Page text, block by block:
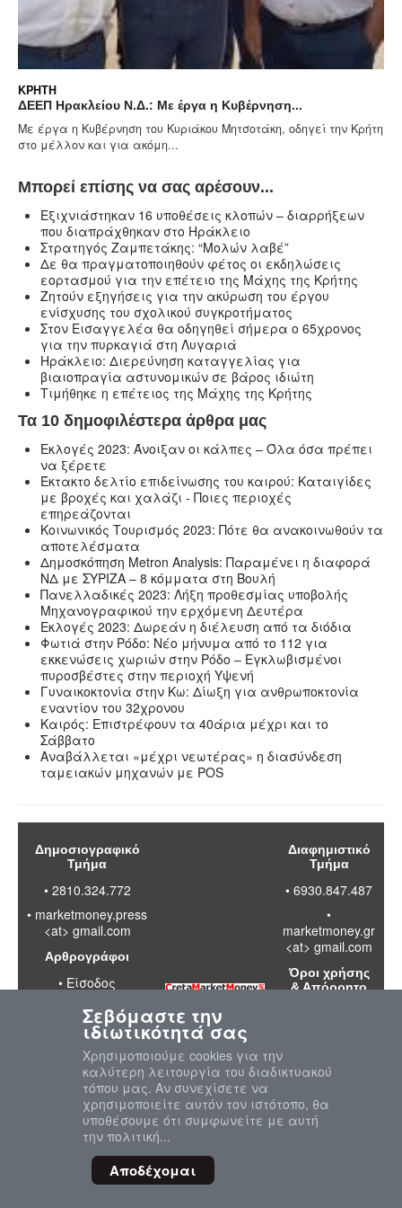
η Κυβέρνηση...
Μητσοτάκη, οδηγεί την Κρήτη
Οι τιμές οινοστάφυλων από
Η ΕΝΩΣΗ ΗΡΑΚΛΕΙΟΥ ενημερώνει
Μπορεί επίσης να σας αρέσουν...
Eξιχνιάστηκαν 16 υποθέσεις κλοπών – διαρρήξεων
που διαπράχθηκαν στο Ηράκλειο
Στρατηγός Ζαμπετάκης: “Μολών λαβέ”
Δε θα πραγματοποιηθούν φέτος οι εκδηλώσεις
εορτασμού για την επέτειο της Μάχης της Κρήτης
Ζητούν εξηγήσεις για την ακύρωση του έργου
ενίσχυσης του σχολικού συγκροτήματος
Στον Εισαγγελέα θα οδηγηθεί σήμερα ο 65χρονος
για την πυρκαγιά στη Λυγαριά
Ηράκλειο: Διερεύνηση καταγγελίας για
βιαιοπραγία αστυνομικών σε βάρος ιδιώτη
Τιμήθηκε η επέτειος της Μάχης της Κρήτης
Τα 10 δημοφιλέστερα άρθρα μας
Εκλογές 2023: Άνοιξαν οι κάλπες – Όλα όσα πρέπει
να ξέρετε
Έκτακτο δελτίο επιδείνωσης του καιρού: Καταιγίδες
με βροχές και χαλάζι - Ποιες περιοχές
επηρεάζονται
Κοινωνικός Τουρισμός 2023: Πότε θα ανακοινωθούν τα
αποτελέσματα
Δημοσκόπηση Metron Analysis: Παραμένει η διαφορά
ΝΔ με ΣΥΡΙΖΑ – 8 κόμματα στη Βουλή
Πανελλαδικές 2023: Λήξη προθεσμίας υποβολής
Μηχανογραφικού την ερχόμενη Δευτέρα
Εκλογές 2023: Δωρεάν η διέλευση από τα διόδια
Φωτιά στην Ρόδο: Νέο μήνυμα από το 112 για
εκκενώσεις χωριών στην Ρόδο – Εγκλωβισμένοι
πυροσβέστες στην περιοχή Υψενή
Γυναικοκτονία στην Κω: Δίωξη για ανθρωποκτονία
εναντίον του 32χρονου
Καιρός: Επιστρέφουν τα 40άρια μέχρι και το
Σάββατο
Αναβάλλεται «μέχρι νεωτέρας» η διασύνδεση
ταμειακών μηχανών με POS
Δημοσιογραφικό
Τμήμα
• 2810.324.772
• marketmoney.press
<at> gmail.com
Αρθρογράφοι
• Είσοδος
Διαφημιστικό
Τμήμα
• 6930.847.487
•
marketmoney.gr
<at> gmail.com
Όροι χρήσης
& Απόρρητο
απορρήτου
προσωπικών
© 2020-2026 MarketMoney.GR
Σεβόμαστε την
ιδιωτικότητά σας
Χρησιμοποιούμε cookies για την
καλύτερη λειτουργία του διαδικτυακού
τόπου μας. Αν συνεχίσετε να
χρησιμοποιείτε αυτόν τον ιστότοπο, θα
υποθέσουμε ότι συμφωνείτε με αυτή
την πολιτική...
Αποδέχομαι